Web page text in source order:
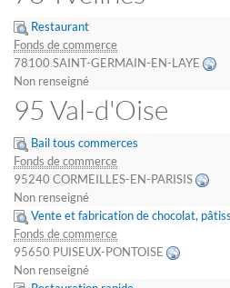
Restaurant
Fonds de commerce
78100 SAINT-GERMAIN-EN-LAYE
Non renseigné
95 Val-d'Oise
Bail tous commerces
Fonds de commerce
95240 CORMEILLES-EN-PARISIS
Non renseigné
Vente et fabrication de chocolat,
Fonds de commerce
95650 PUISEUX-PONTOISE
Non renseigné